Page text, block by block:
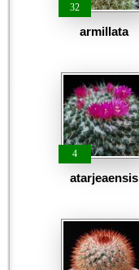
32
armillata
4
atarjeaensis